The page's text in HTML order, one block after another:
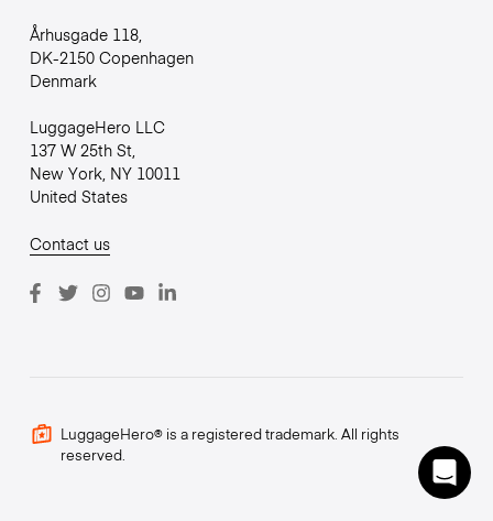
Århusgade 118,
DK-2150 Copenhagen
Denmark
LuggageHero LLC
137 W 25th St,
New York, NY 10011
United States
Contact us
LuggageHero® is a registered trademark. All rights
reserved.